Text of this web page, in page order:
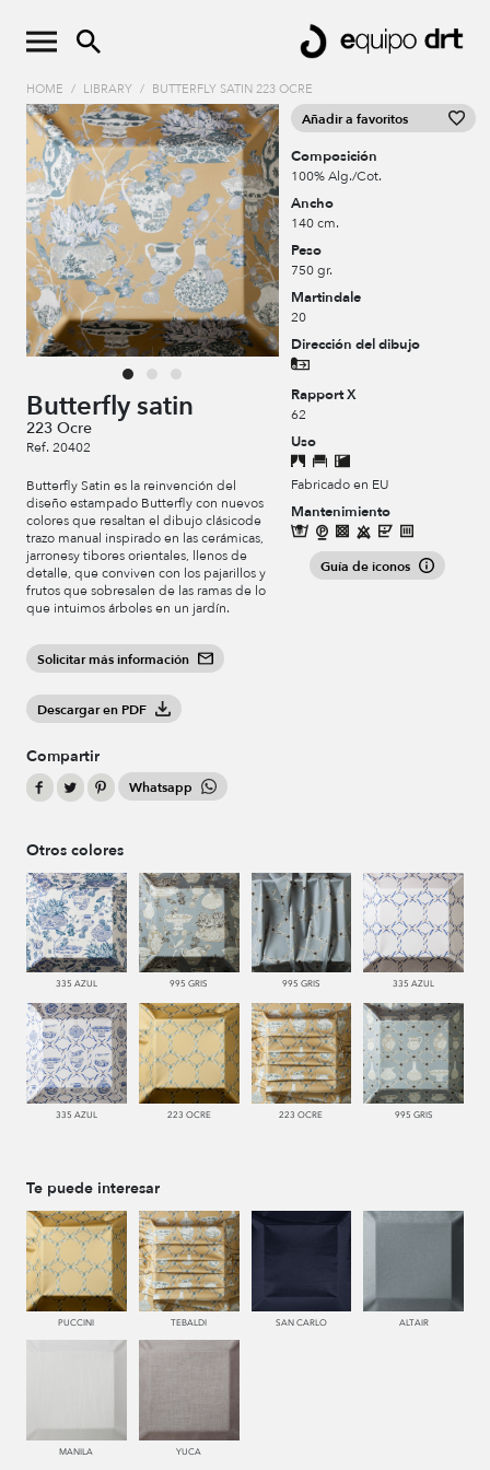
HOME / LIBRARY / BUTTERFLY SATIN 223 OCRE
Butterfly satin
223 Ocre
Ref. 20402
Butterfly Satin es la reinvención del
diseño estampado Butterfly con nuevos
colores que resaltan el dibujo clásicode
trazo manual inspirado en las cerámicas,
jarronesy tibores orientales, llenos de
detalle, que conviven con los pajarillos y
frutos que sobresalen de las ramas de lo
que intuimos árboles en un jardín.
Solicitar más información
Descargar en PDF
Compartir
Whatsapp
Añadir a favoritos
Composición
100% Alg./Cot.
Ancho
140 cm.
Peso
750 gr.
Martindale
20
Dirección del dibujo
Rapport X
62
Uso
Fabricado en EU
Mantenimiento
Guía de iconos
Otros colores
335 AZUL 995 GRIS 995 GRIS 335 AZUL
335 AZUL 223 OCRE 223 OCRE 995 GRIS
Te puede interesar
PUCCINI TEBALDI SAN CARLO ALTAIR
MANILA YUCA